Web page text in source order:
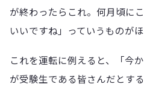
が終わったらこれ。何月頃に
いいですね」っていうものが
これを運転に例えると、「今
が受験生である皆さんだとす